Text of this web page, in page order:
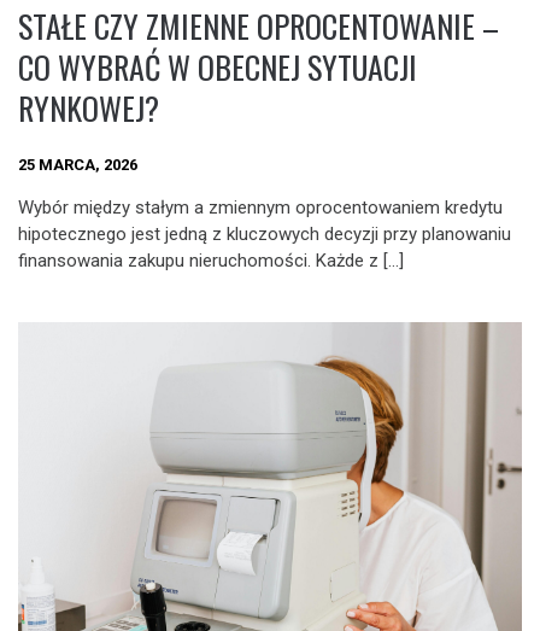
STAŁE CZY ZMIENNE OPROCENTOWANIE –
CO WYBRAĆ W OBECNEJ SYTUACJI
RYNKOWEJ?
25 MARCA, 2026
Wybór między stałym a zmiennym oprocentowaniem kredytu
hipotecznego jest jedną z kluczowych decyzji przy planowaniu
finansowania zakupu nieruchomości. Każde z […]